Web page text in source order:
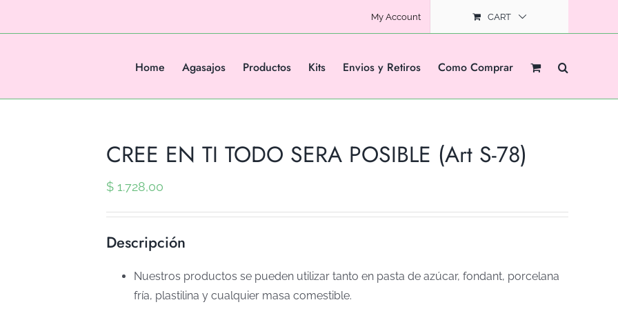
My Account CART
Home Agasajos Productos Kits Envios y Retiros Como Comprar
CREE EN TI TODO SERA POSIBLE (Art S-78)
$ 1.728,00
Descripción
Nuestros productos se pueden utilizar tanto en pasta de azúcar, fondant, porcelana
fría, plastilina y cualquier masa comestible.